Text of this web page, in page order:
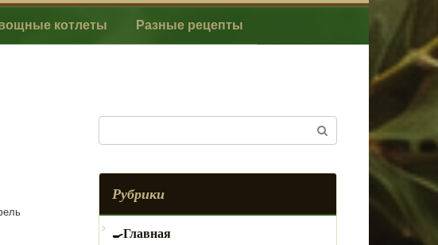
котлеты Разные рецепты
Рубрики
Главная